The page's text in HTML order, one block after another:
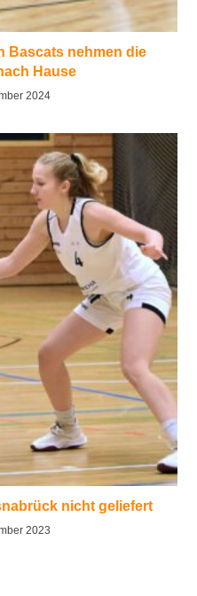
Bascats nehmen die
Hause
2024
nicht geliefert
2023